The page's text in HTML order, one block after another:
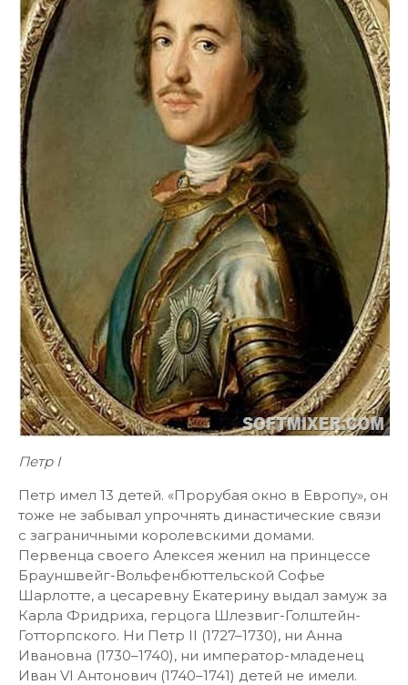
Петр I
Петр имел 13 детей. «Прорубая окно в Европу», он
тоже не забывал упрочнять династические связи
с заграничными королевскими домами.
Первенца своего Алексея женил на принцессе
Брауншвейг-Вольфенбюттельской Софье
Шарлотте, а цесаревну Екатерину выдал замуж за
Карла Фридриха, герцога Шлезвиг-Голштейн-
Готторпского. Ни Петр II (1727–1730), ни Анна
Ивановна (1730–1740), ни император-младенец
Иван VI Антонович (1740–1741) детей не имели.